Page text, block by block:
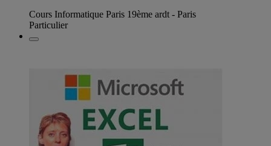
Cours Informatique Paris 19ème ardt - Paris
Particulier